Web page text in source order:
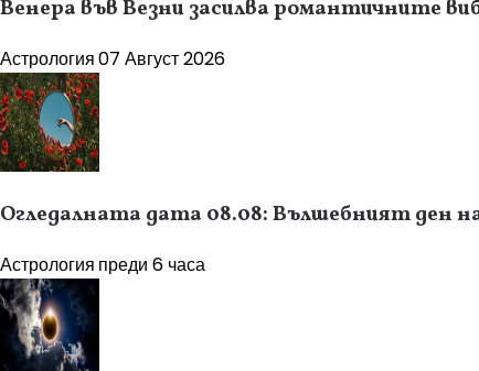
Венера във Везни засилва романтичните
Астрология07 Август 2026
Огледалната дата 08.08: Вълшебният ден
Астрология преди 6 часа